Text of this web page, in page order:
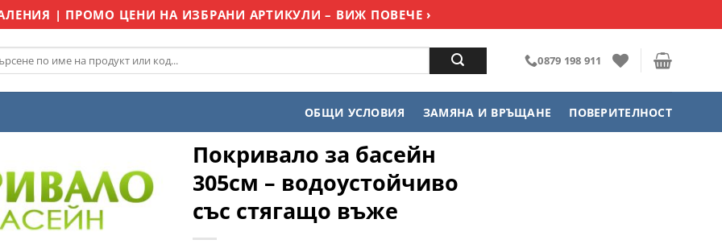
| ПРОМО ЦЕНИ НА ИЗБРАНИ АРТИКУЛИ – ВИЖ ПОВЕЧЕ ›
0879 198 911
ОБЩИ УСЛОВИЯ ЗАМЯНА И ВРЪЩАНЕ ПОВЕРИТЕЛНОСТ
Покривало за басейн
305см – водоустойчиво
със стягащо въже